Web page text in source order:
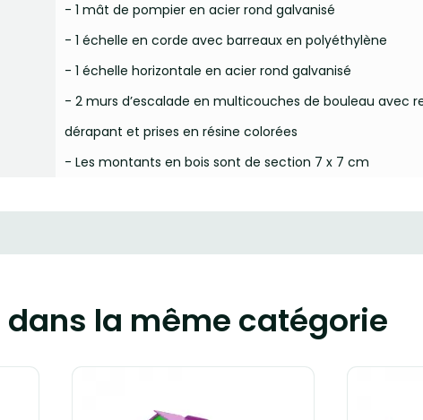
- 1 mât de pompier en acier rond galvanisé
- 1 échelle en corde avec barreaux en polyéthylène
- 1 échelle horizontale en acier rond galvanisé
- 2 murs d’escalade en multicouches de bouleau avec
dérapant et prises en résine colorées
- Les montants en bois sont de section 7 x 7 cm
dans la même catégorie